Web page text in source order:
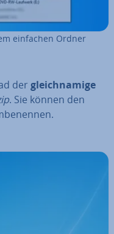
einfachen Ordner
der gleich­na­mi­ge
. Sie können den